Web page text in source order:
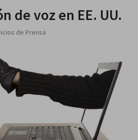
de voz en EE. UU.
de Prensa